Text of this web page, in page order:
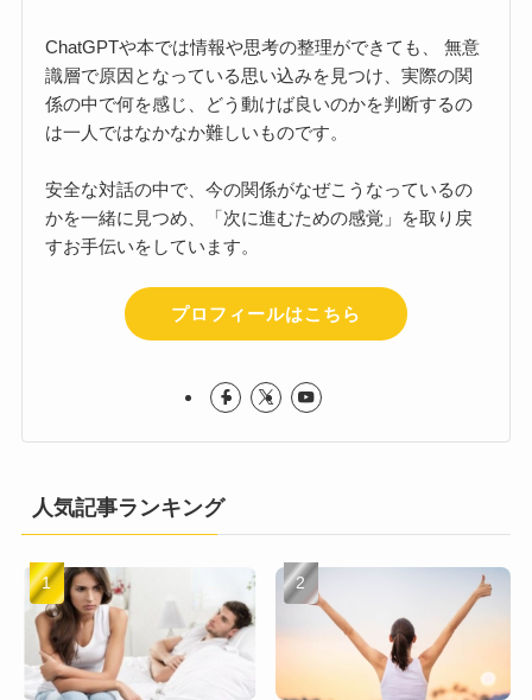
ChatGPTや本では情報や思考の整理ができても、 無意
識層で原因となっている思い込みを見つけ、実際の関
係の中で何を感じ、どう動けば良いのかを判断するの
は一人ではなかなか難しいものです。
安全な対話の中で、今の関係がなぜこうなっているの
かを一緒に見つめ、「次に進むための感覚」を取り戻
すお手伝いをしています。
プロフィールはこちら
人気記事ランキング